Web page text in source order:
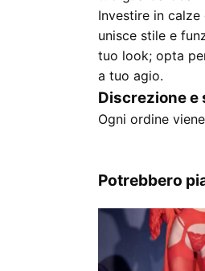
Investire in
unisce stile e
tuo look; opta
a tuo agio.
Discrezione e
Ogni ordine
Potrebbero